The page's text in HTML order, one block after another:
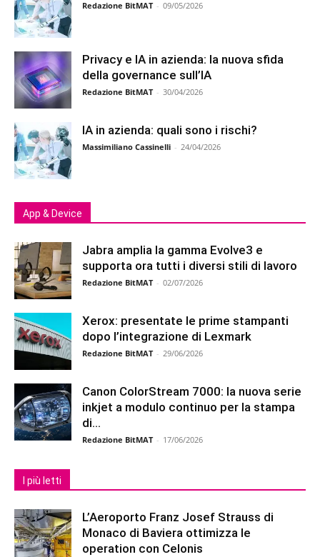
Redazione BitMAT - 09/05/2026
Privacy e IA in azienda: la nuova sfida
della governance sull’IA
Redazione BitMAT - 30/04/2026
IA in azienda: quali sono i rischi?
Massimiliano Cassinelli - 24/04/2026
App & Device
Jabra amplia la gamma Evolve3 e
supporta ora tutti i diversi stili di lavoro
Redazione BitMAT - 02/07/2026
Xerox: presentate le prime stampanti
dopo l’integrazione di Lexmark
Redazione BitMAT - 29/06/2026
Canon ColorStream 7000: la nuova serie
inkjet a modulo continuo per la stampa
di...
Redazione BitMAT - 17/06/2026
I più letti
L’Aeroporto Franz Josef Strauss di
Monaco di Baviera ottimizza le
operation con Celonis